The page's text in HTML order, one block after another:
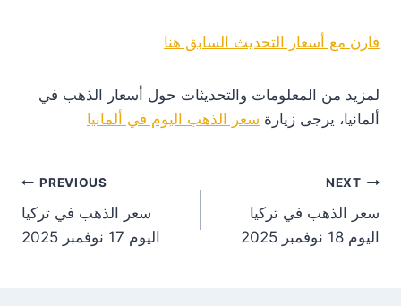
قارن مع أسعار التحديث السابق هنا
لمزيد من المعلومات والتحديثات حول أسعار الذهب في
ألمانيا، يرجى زيارة سعر الذهب اليوم في ألمانيا
PREVIOUS
سعر الذهب في تركيا
اليوم 17 نوفمبر 2025
NEXT
سعر الذهب في تركيا
اليوم 18 نوفمبر 2025